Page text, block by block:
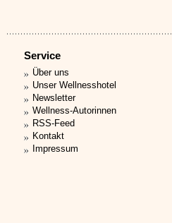
Service
Über uns
Unser Wellnesshotel
Newsletter
Wellness-Autorinnen
RSS-Feed
Kontakt
Impressum